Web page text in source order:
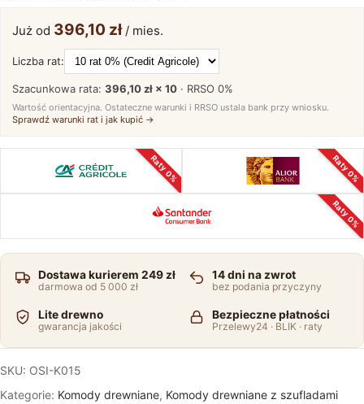
Już od 396,10 zł/ mies.
Liczba rat:
Szacunkowa rata: 396,10 zł × 10 · RRSO 0%
Wartość orientacyjna. Ostateczne warunki i RRSO ustala bank przy wniosku.
Sprawdź warunki rat i jak kupić →
Raty 0%
Raty 0%
Raty 0%
Dostawa kurierem 249 zł
darmowa od 5 000 zł
14 dni na zwrot
bez podania przyczyny
Lite drewno
gwarancja jakości
Bezpieczne płatności
Przelewy24 · BLIK · raty
SKU: OSI-K015
Kategorie: Komody drewniane, Komody drewniane z szufladami